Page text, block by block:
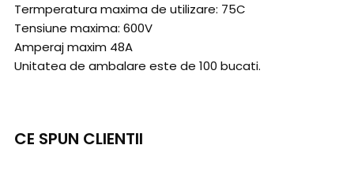
Termperatura maxima de utilizare: 75C
Tensiune maxima: 600V
Amperaj maxim 48A
Unitatea de ambalare este de 100 bucati.
CE SPUN CLIENTII